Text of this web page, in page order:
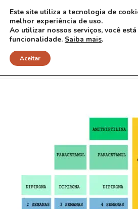
Escadacópia
Este site utiliza a tecnologia de
melhor experiência de uso.
Ao utilizar nossos serviços, você
funcionalidade. Saiba mais.
Aceitar